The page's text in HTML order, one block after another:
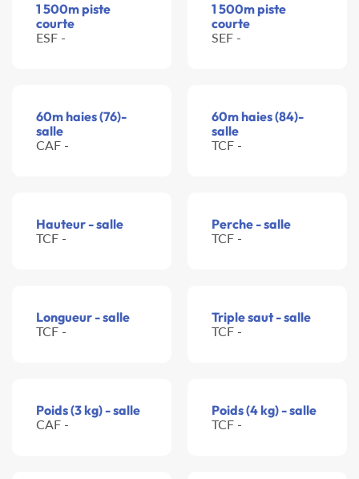
1 500m piste
courte
ESF -
1 500m piste
courte
SEF -
60m haies (76)-
salle
CAF -
60m haies (84)-
salle
TCF -
Hauteur - salle
TCF -
Perche - salle
TCF -
Longueur - salle
TCF -
Triple saut - salle
TCF -
Poids (3 kg) - salle
CAF -
Poids (4 kg) - salle
TCF -